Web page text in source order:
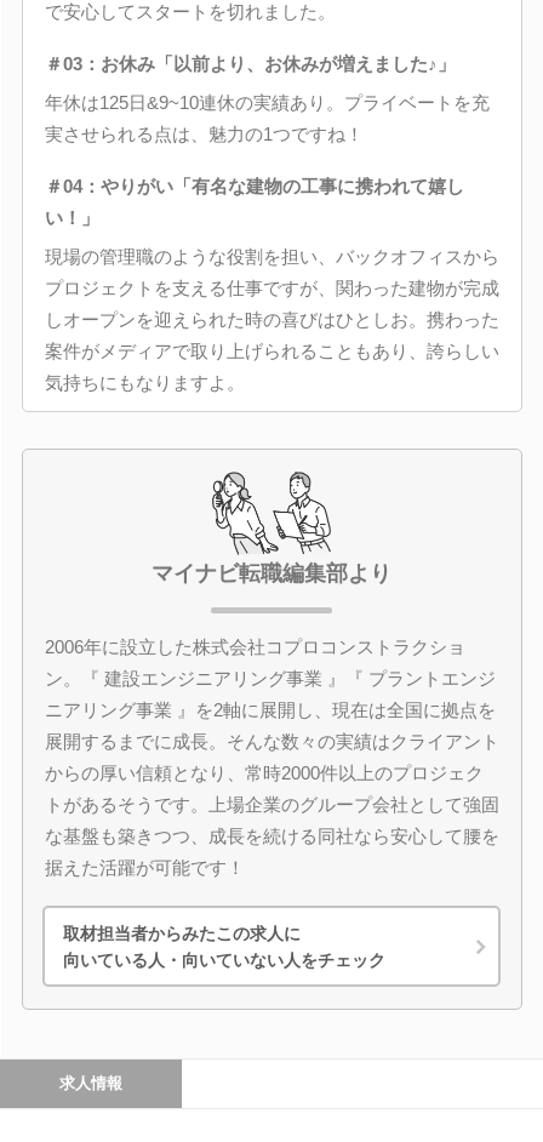
で安心してスタートを切れました。
＃03：お休み「以前より、お休みが増えました♪」
年休は125日&9~10連休の実績あり。プライベートを充
実させられる点は、魅力の1つですね！
＃04：やりがい「有名な建物の工事に携われて嬉し
い！」
現場の管理職のような役割を担い、バックオフィスから
プロジェクトを支える仕事ですが、関わった建物が完成
しオープンを迎えられた時の喜びはひとしお。携わった
案件がメディアで取り上げられることもあり、誇らしい
気持ちにもなりますよ。
マイナビ転職編集部より
2006年に設立した株式会社コプロコンストラクショ
ン。『 建設エンジニアリング事業 』『 プラントエンジ
ニアリング事業 』を2軸に展開し、現在は全国に拠点を
展開するまでに成長。そんな数々の実績はクライアント
からの厚い信頼となり、常時2000件以上のプロジェク
トがあるそうです。上場企業のグループ会社として強固
な基盤も築きつつ、成長を続ける同社なら安心して腰を
据えた活躍が可能です！
取材担当者からみたこの求人に
向いている人・向いていない人をチェック
求人情報